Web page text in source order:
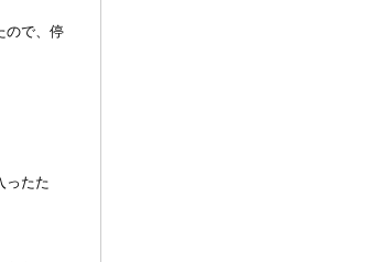
ので、停
ったた